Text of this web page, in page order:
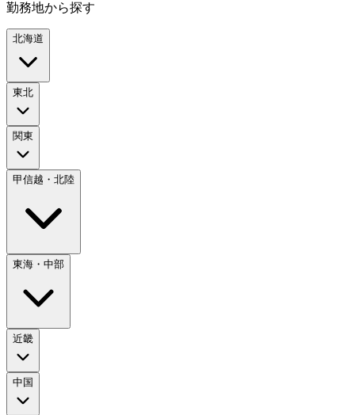
勤務地から探す
北海道
東北
関東
甲信越・北陸
東海・中部
近畿
中国